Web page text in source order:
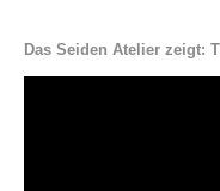
Das Seiden Atelier zeigt: